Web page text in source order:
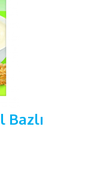
Bazlı